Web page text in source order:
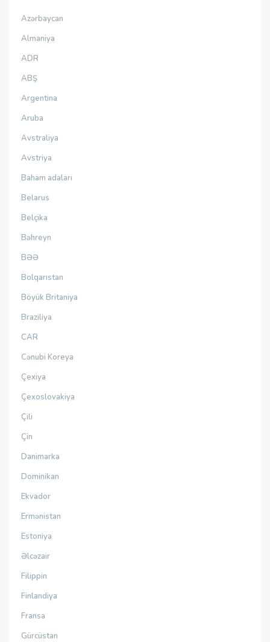
Azərbaycan
Almaniya
ADR
ABŞ
Argentina
Aruba
Avstraliya
Avstriya
Baham adaları
Belarus
Belçika
Bəhreyn
BƏƏ
Bolqarıstan
Böyük Britaniya
Braziliya
CAR
Cənubi Koreya
Çexiya
Çexoslovakiya
Çili
Çin
Danimarka
Dominikan
Ekvador
Ermənistan
Estoniya
Əlcəzair
Filippin
Finlandiya
Fransa
Gürcüstan